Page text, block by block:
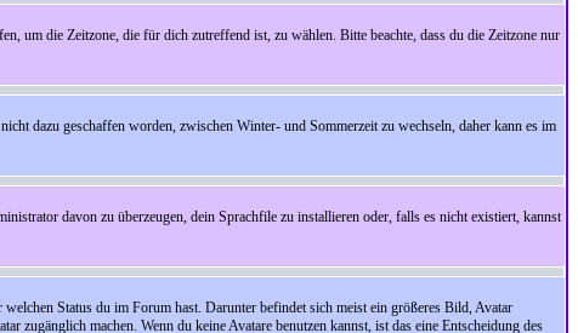
um die Zeitzone, die für dich zutreffend ist, zu wählen. Bitte beachte, dass du die Zeitzone nur
dazu geschaffen worden, zwischen Winter- und Sommerzeit zu wechseln, daher kann es im
davon zu überzeugen, dein Sprachfile zu installieren oder, falls es nicht existiert, kannst
Status du im Forum hast. Darunter befindet sich meist ein größeres Bild, Avatar
zugänglich machen. Wenn du keine Avatare benutzen kannst, ist das eine Entscheidung des